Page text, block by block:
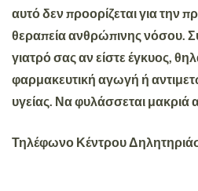
αυτό δεν προορίζεται για την
θεραπεία ανθρώπινης νόσου.
γιατρό σας αν είστε έγκυος,
φαρμακευτική αγωγή ή
υγείας. Να φυλάσσεται μακριά
Τηλέφωνο Κέντρου